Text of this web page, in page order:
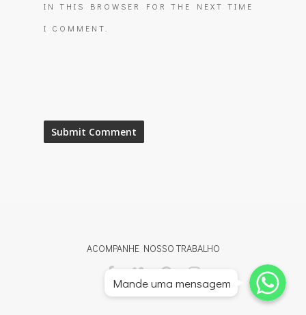
IN THIS BROWSER FOR THE NEXT TIME
I COMMENT.
ACOMPANHE NOSSO TRABALHO
Whatsapp
Whatsapp
Whatsapp
Mande uma mensagem